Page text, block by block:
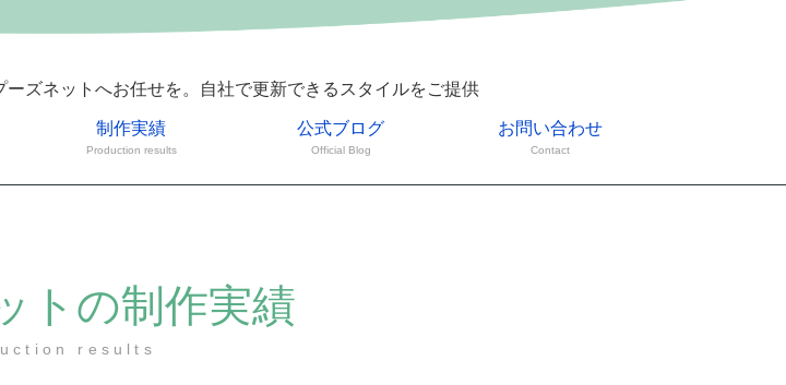
ズネットへお任せを。自社で更新できるスタイルをご提供
制作実績
Production results
公式ブログ
Official Blog
お問い合わせ
Contact
トの制作実績
results